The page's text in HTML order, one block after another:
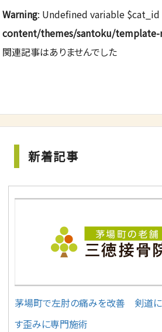
Warning: Undefined variable
content/themes/santoku/
関連記事はありませんでした
新着記事
茅場町で左肘の痛みを改善 剣道に
す歪みに専門施術